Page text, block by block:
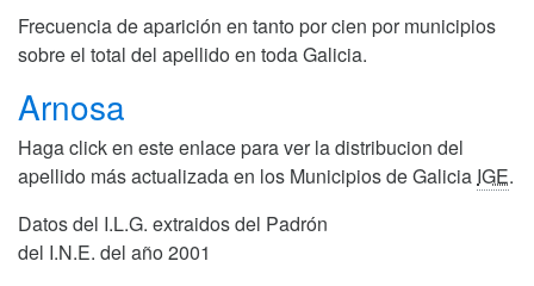
Frecuencia de aparición en tanto por cien por municipios
sobre el total del apellido en toda Galicia.
Arnosa
Haga click en este enlace para ver la distribucion del
apellido más actualizada en los Municipios de Galicia IGE.
Datos del I.L.G. extraidos del Padrón
del I.N.E. del año 2001